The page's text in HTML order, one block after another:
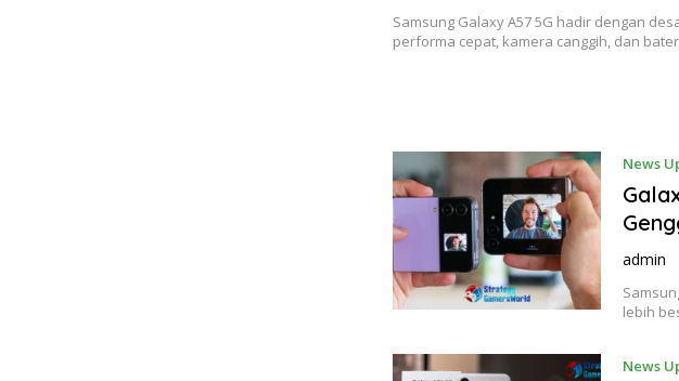
Samsung Galaxy A57 5G hadir dengan
performa cepat, kamera canggih, dan
News
admin
lebih
News